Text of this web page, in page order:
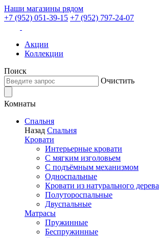
Наши магазины рядом
+7 (952) 051-39-15 +7 (952) 797-24-07
Акции
Коллекции
Поиск
Очистить
Комнаты
Спальня
Назад Спальня
Кровати
Интерьерные кровати
С мягким изголовьем
С подъёмным механизмом
Односпальные
Кровати из натурального дерева
Полутороспальные
Двуспальные
Матрасы
Пружинные
Беспружинные